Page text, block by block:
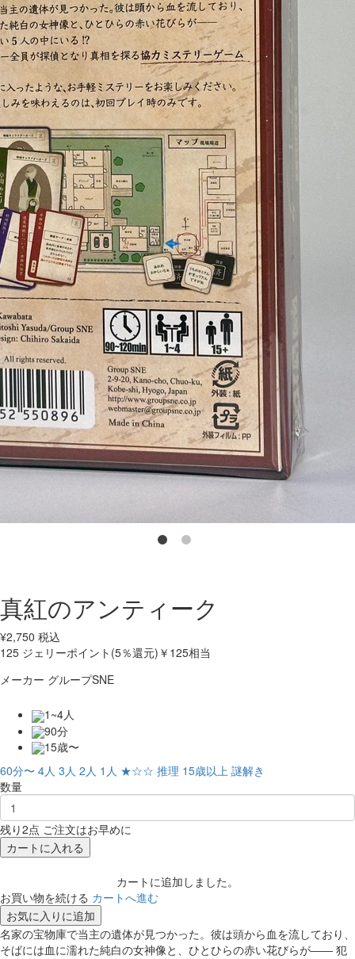
真紅のアンティーク
¥2,750 税込
125 ジェリーポイント(5％還元) ￥125相当
メーカー グループSNE
1~4人
90分
15歳〜
60分〜 4人 3人 2人 1人 ★☆☆ 推理 15歳以上 謎解き
数量
残り2点 ご注文はお早めに
カートに入れる
カートに追加しました。
お買い物を続ける カートへ進む
お気に入りに追加
名家の宝物庫で当主の遺体が見つかった。彼は頭から血を流しており、
そばには血に濡れた純白の女神像と、ひとひらの赤い花びらが―― 犯